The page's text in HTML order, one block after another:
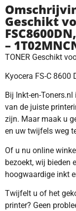
Geschikt
–
TONER Geschikt
Kyocera FS-C
Bij Inkt-en-
van de juiste
zijn. Maar maak u
en uw twijfels weg
Of u nu online
bezoekt, wij bieden
hoogwaardige inkt
Twijfelt u of het
printer? Geen